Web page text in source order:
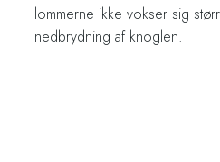
lommerne ikke vokser sig
nedbrydning af knoglen.